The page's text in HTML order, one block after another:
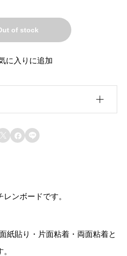
of stock
に入りに追加
、会員登録が必要です。
員登録する
  
ンボードです。
紙貼り・片面粘着・両面粘着と